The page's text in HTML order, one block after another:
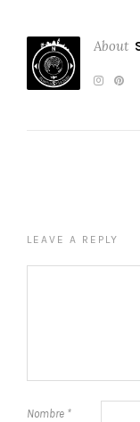
About
LEAVE A REPLY
Nombre *